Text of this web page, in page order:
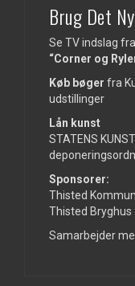
Brug Det
Se TV indslag
“Corner og
Køb bøger fra
udstillinger
Lån kunst
STATENS
Sponsorer:
Thisted
Thisted Bryghus
Samarbejder